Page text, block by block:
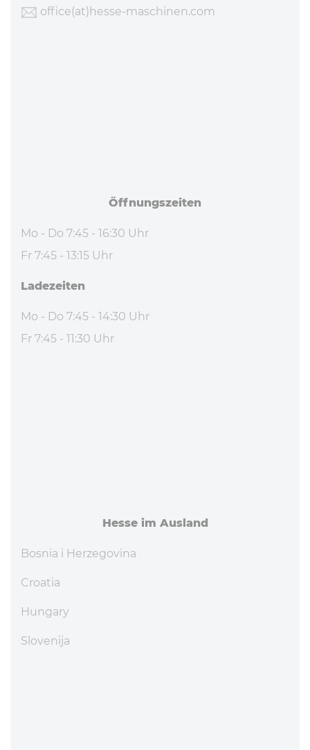
office(at)hesse-maschinen.com
Öff­nungs­zei­ten
Mo - Do 7:45 - 16:30 Uhr
Fr 7:45 - 13:15 Uhr
La­de­zei­ten
Mo - Do 7:45 - 14:30 Uhr
Fr 7:45 - 11:30 Uhr
Hesse im Ausland
Bosnia i Herzegovina
Croatia
Hungary
Slovenija